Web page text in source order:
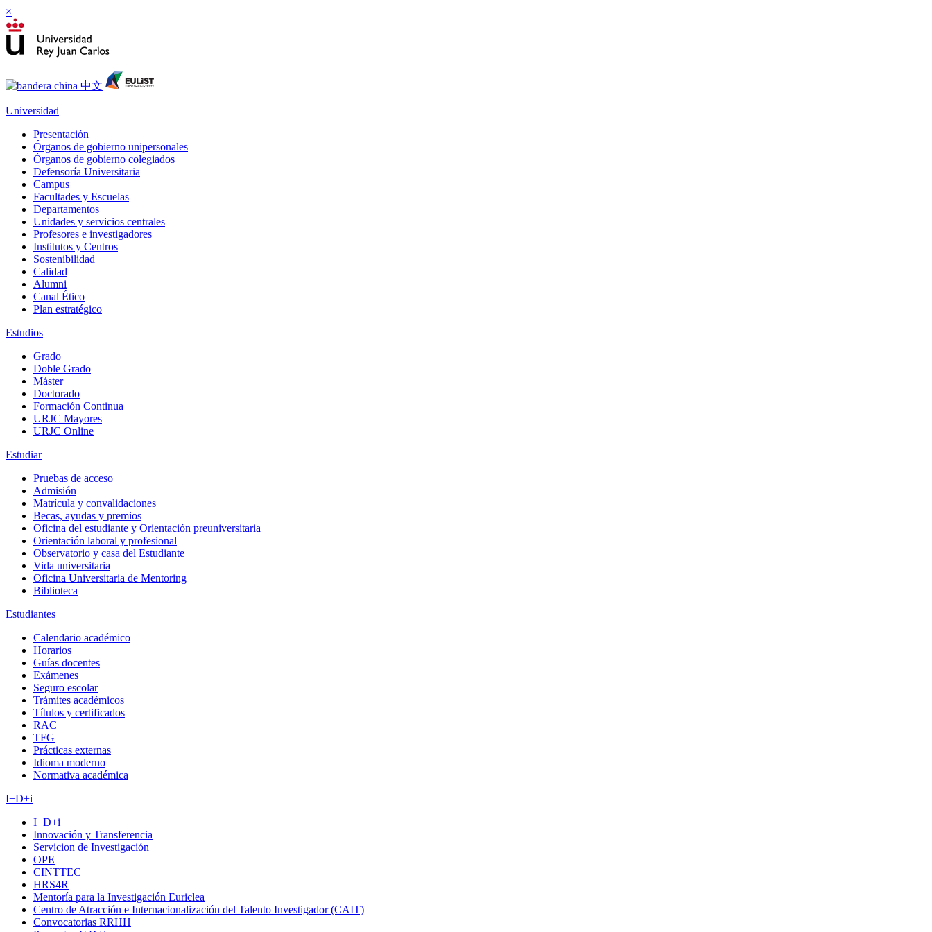
×
Universidad
Presentación
Órganos de gobierno unipersonales
Órganos de gobierno colegiados
Defensoría Universitaria
Campus
Facultades y Escuelas
Departamentos
Unidades y servicios centrales
Profesores e investigadores
Institutos y Centros
Sostenibilidad
Calidad
Alumni
Canal Ético
Plan estratégico
Estudios
Grado
Doble Grado
Máster
Doctorado
Formación Continua
URJC Mayores
URJC Online
Estudiar
Pruebas de acceso
Admisión
Matrícula y convalidaciones
Becas, ayudas y premios
Oficina del estudiante y Orientación preuniversitaria
Orientación laboral y profesional
Observatorio y casa del Estudiante
Vida universitaria
Oficina Universitaria de Mentoring
Biblioteca
Estudiantes
Calendario académico
Horarios
Guías docentes
Exámenes
Seguro escolar
Trámites académicos
Títulos y certificados
RAC
TFG
Prácticas externas
Idioma moderno
Normativa académica
I+D+i
I+D+i
Innovación y Transferencia
Servicion de Investigación
OPE
CINTTEC
HRS4R
Mentoría para la Investigación Euriclea
Centro de Atracción e Internacionalización del Talento Investigador (CAIT)
Convocatorias RRHH